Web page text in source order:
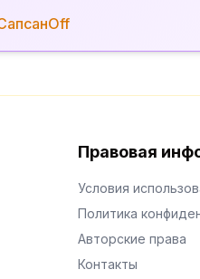
Правовая
Условия
Политика
Авторские права
Контакты